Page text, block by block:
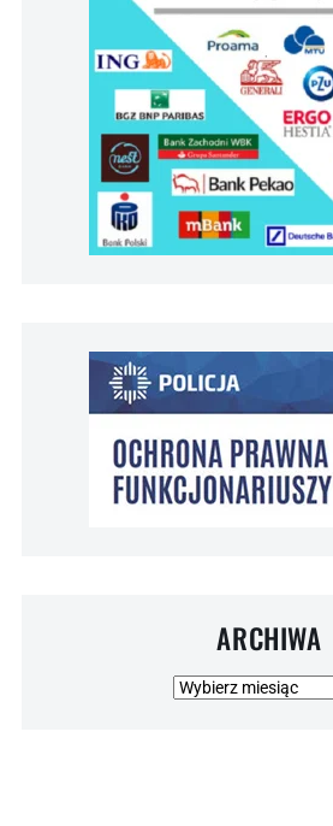
ARCHIWA
Archiwa